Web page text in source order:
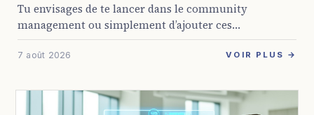
Tu envisages de te lancer dans le community
management ou simplement d’ajouter ces
compétences à ton profil ? Avec la présence digitale
devenue obligatoire pour presque toutes les
7 août 2026 VOIR PLUS →